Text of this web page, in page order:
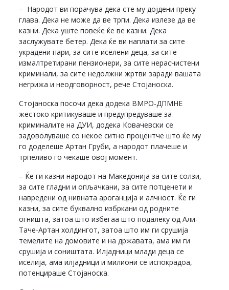
– Народот ви порачува дека сте му дојдени преку
глава. Дека не може да ве трпи. Дека излезе да ве
казни. Дека уште повеќе ќе ве казни. Дека
заслужувате бетер. Дека ќе ви наплати за сите
украдени пари, за сите иселени деца, за сите
измалтретирани пензионери, за сите нерасчистени
криминали, за сите недолжни жртви заради вашата
негрижа и неодговорност, рече Стојаноска.
Стојаноска посочи дека додека ВМРО-ДПМНЕ
жестоко критикуваше и предупредуваше за
криминалите на ДУИ, додека Ковачевски се
задоволуваше со некое ситно процентче што ќе му
го доделеше Артан Груби, а народот плачеше и
трпеливо го чекаше овој момент.
– Ќе ги казни народот на Македонија за сите солзи,
за сите гладни и опљачкани, за сите потценети и
навредени од нивната ароганција и алчност. Ќе ги
казни, за сите буквално избркани од родните
огништа, затоа што избегаа што подалеку од Али-
Таче-Артан холдингот, затоа што им ги срушија
темелите на домовите и на државата, ама им ги
срушија и соништата. Илјадници млади деца се
иселија, ама илјадници и милиони се испокрадоа,
потенцираше Стојаноска.